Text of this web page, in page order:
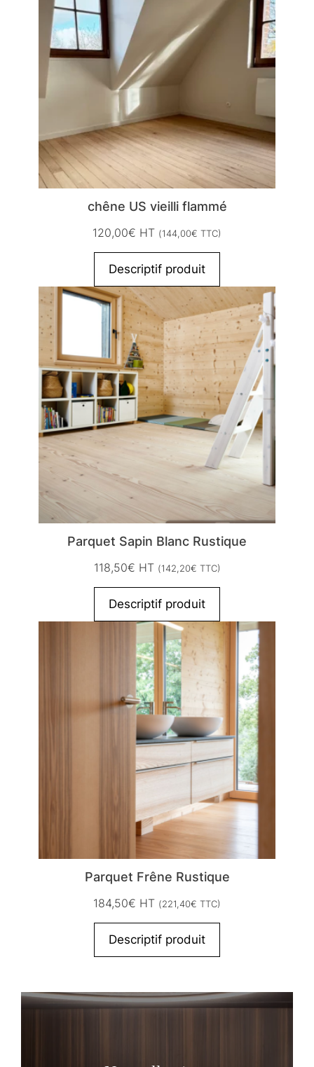
chêne US vieilli flammé
120,00€ HT (144,00€ TTC)
Descriptif produit
Parquet Sapin Blanc Rustique
118,50€ HT (142,20€ TTC)
Descriptif produit
Parquet Frêne Rustique
184,50€ HT (221,40€ TTC)
Descriptif produit